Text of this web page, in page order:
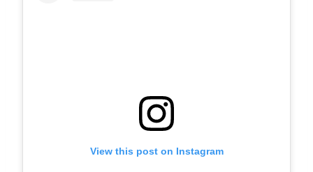
View this post on Instagram